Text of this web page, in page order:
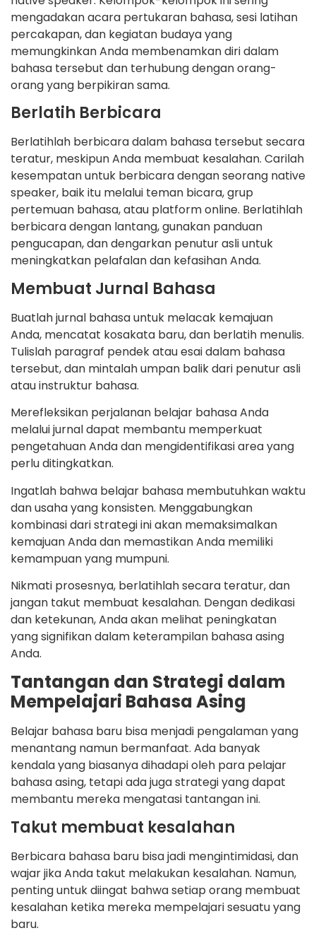
mengadakan acara pertukaran bahasa, sesi latihan
percakapan, dan kegiatan budaya yang
memungkinkan Anda membenamkan diri dalam
bahasa tersebut dan terhubung dengan orang-
orang yang berpikiran sama.
Berlatih Berbicara
Berlatihlah berbicara dalam bahasa tersebut secara
teratur, meskipun Anda membuat kesalahan. Carilah
kesempatan untuk berbicara dengan seorang native
speaker, baik itu melalui teman bicara, grup
pertemuan bahasa, atau platform online. Berlatihlah
berbicara dengan lantang, gunakan panduan
pengucapan, dan dengarkan penutur asli untuk
meningkatkan pelafalan dan kefasihan Anda.
Membuat Jurnal Bahasa
Buatlah jurnal bahasa untuk melacak kemajuan
Anda, mencatat kosakata baru, dan berlatih menulis.
Tulislah paragraf pendek atau esai dalam bahasa
tersebut, dan mintalah umpan balik dari penutur asli
atau instruktur bahasa.
Merefleksikan perjalanan belajar bahasa Anda
melalui jurnal dapat membantu memperkuat
pengetahuan Anda dan mengidentifikasi area yang
perlu ditingkatkan.
Ingatlah bahwa belajar bahasa membutuhkan waktu
dan usaha yang konsisten. Menggabungkan
kombinasi dari strategi ini akan memaksimalkan
kemajuan Anda dan memastikan Anda memiliki
kemampuan yang mumpuni.
Nikmati prosesnya, berlatihlah secara teratur, dan
jangan takut membuat kesalahan. Dengan dedikasi
dan ketekunan, Anda akan melihat peningkatan
yang signifikan dalam keterampilan bahasa asing
Anda.
Tantangan dan Strategi dalam
Mempelajari Bahasa Asing
Belajar bahasa baru bisa menjadi pengalaman yang
menantang namun bermanfaat. Ada banyak
kendala yang biasanya dihadapi oleh para pelajar
bahasa asing, tetapi ada juga strategi yang dapat
membantu mereka mengatasi tantangan ini.
Takut membuat kesalahan
Berbicara bahasa baru bisa jadi mengintimidasi, dan
wajar jika Anda takut melakukan kesalahan. Namun,
penting untuk diingat bahwa setiap orang membuat
kesalahan ketika mereka mempelajari sesuatu yang
baru.